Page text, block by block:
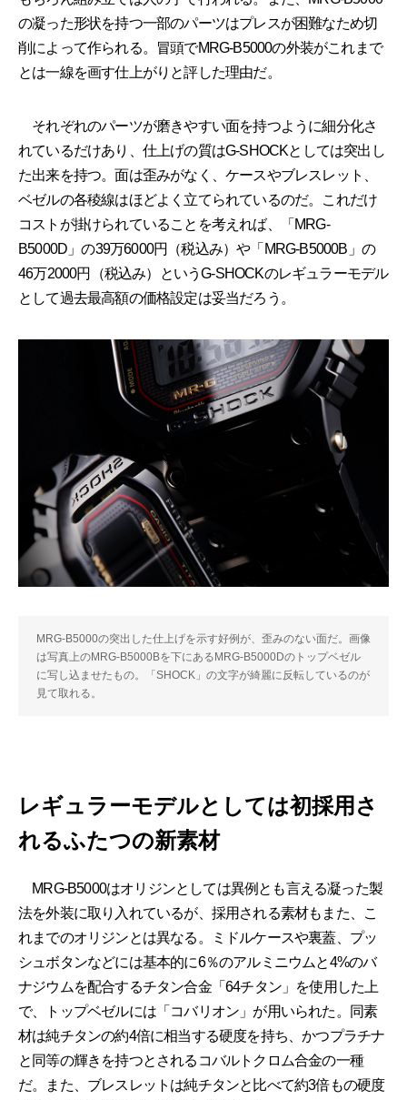
の凝った形状を持つ一部のパーツはプレスが困難なため切
削によって作られる。冒頭でMRG-B5000の外装がこれまで
とは一線を画す仕上がりと評した理由だ。
それぞれのパーツが磨きやすい面を持つように細分化さ
れているだけあり、仕上げの質はG-SHOCKとしては突出し
た出来を持つ。面は歪みがなく、ケースやブレスレット、
ベゼルの各稜線はほどよく立てられているのだ。これだけ
コストが掛けられていることを考えれば、「MRG-
B5000D」の39万6000円（税込み）や「MRG-B5000B」の
46万2000円（税込み）というG-SHOCKのレギュラーモデル
として過去最高額の価格設定は妥当だろう。
MRG-B5000の突出した仕上げを示す好例が、歪みのない面だ。画像
は写真上のMRG-B5000Bを下にあるMRG-B5000Dのトップベゼル
に写し込ませたもの。「SHOCK」の文字が綺麗に反転しているのが
見て取れる。
レギュラーモデルとしては初採用さ
れるふたつの新素材
MRG-B5000はオリジンとしては異例とも言える凝った製
法を外装に取り入れているが、採用される素材もまた、こ
れまでのオリジンとは異なる。ミドルケースや裏蓋、プッ
シュボタンなどには基本的に6％のアルミニウムと4%のバ
ナジウムを配合するチタン合金「64チタン」を使用した上
で、トップベゼルには「コバリオン」が用いられた。同素
材は純チタンの約4倍に相当する硬度を持ち、かつプラチナ
と同等の輝きを持つとされるコバルトクロム合金の一種
だ。また、ブレスレットは純チタンと比べて約3倍もの硬度